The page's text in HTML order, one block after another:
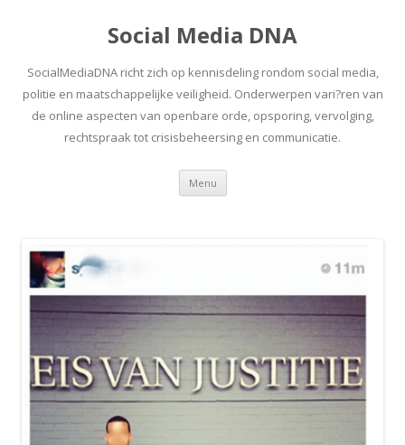
Social Media DNA
SocialMediaDNA richt zich op kennisdeling rondom social media,
politie en maatschappelijke veiligheid. Onderwerpen vari?ren van
de online aspecten van openbare orde, opsporing, vervolging,
rechtspraak tot crisisbeheersing en communicatie.
Menu Spring
inhoud